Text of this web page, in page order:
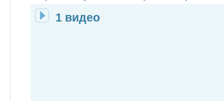
1 видео